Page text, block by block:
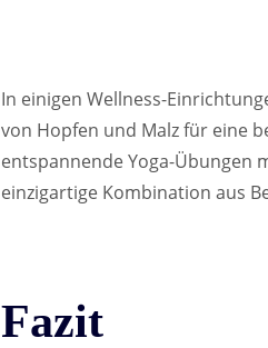
In einigen Wellness-
von Hopfen und Malz für eine
entspannende Yoga-Übungen
einzigartige Kombination aus
Fazit